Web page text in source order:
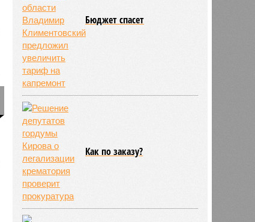
Бюджет спасет
Как по заказу?